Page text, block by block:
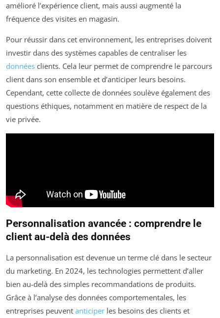
amélioré l’expérience client, mais aussi augmenté la
fréquence des visites en magasin.
Pour réussir dans cet environnement, les entreprises doivent
investir dans des systèmes capables de centraliser les
données clients. Cela leur permet de comprendre le parcours
client dans son ensemble et d’anticiper leurs besoins.
Cependant, cette collecte de données soulève également des
questions éthiques, notamment en matière de respect de la
vie privée.
Personnalisation avancée : comprendre le
client au-delà des données
La personnalisation est devenue un terme clé dans le secteur
du marketing. En 2024, les technologies permettent d’aller
bien au-delà des simples recommandations de produits.
Grâce à l’analyse des données comportementales, les
entreprises peuvent anticiper les besoins des clients et